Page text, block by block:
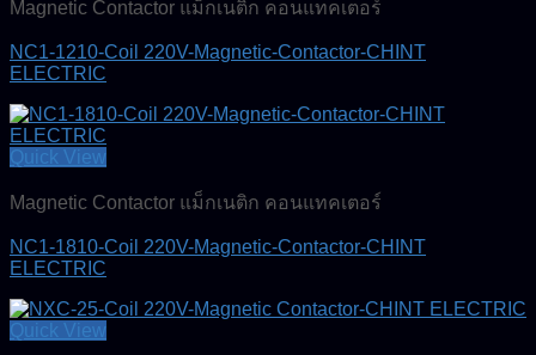
Magnetic Contactor แม็กเนติก คอนแทคเตอร์
NC1-1210-Coil 220V-Magnetic-Contactor-CHINT
ELECTRIC
Quick View
Magnetic Contactor แม็กเนติก คอนแทคเตอร์
NC1-1810-Coil 220V-Magnetic-Contactor-CHINT
ELECTRIC
Quick View